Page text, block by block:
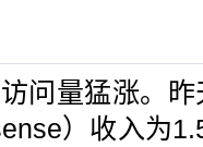
量猛涨。昨
）收入为